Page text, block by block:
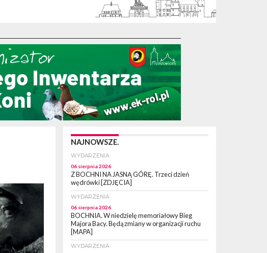
NAJNOWSZE.
WYDARZENIA
06 sierpnia 2026
Z BOCHNI NA JASNĄ GÓRĘ. Trzeci dzień
wędrówki [ZDJĘCIA]
WYDARZENIA
06 sierpnia 2026
BOCHNIA. W niedzielę memoriałowy Bieg
Majora Bacy. Będą zmiany w organizacji ruchu
[MAPA]
WYDARZENIA